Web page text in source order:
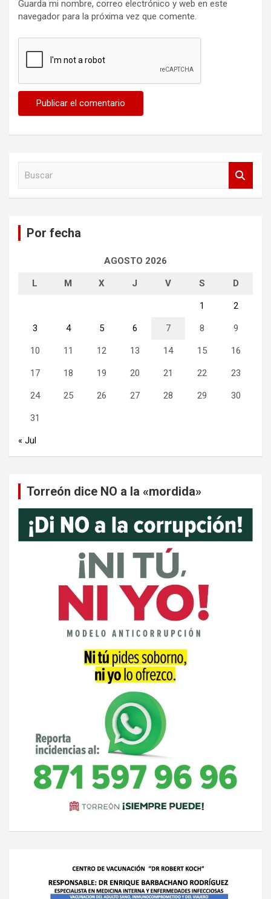
Guarda mi nombre, correo electrónico y web en este
navegador para la próxima vez que comente.
Por fecha
AGOSTO 2026
L M X J V S D
1 2
3 4 5 6 7 8 9
10 11 12 13 14 15 16
17 18 19 20 21 22 23
24 25 26 27 28 29 30
31
« Jul
Torreón dice NO a la «mordida»